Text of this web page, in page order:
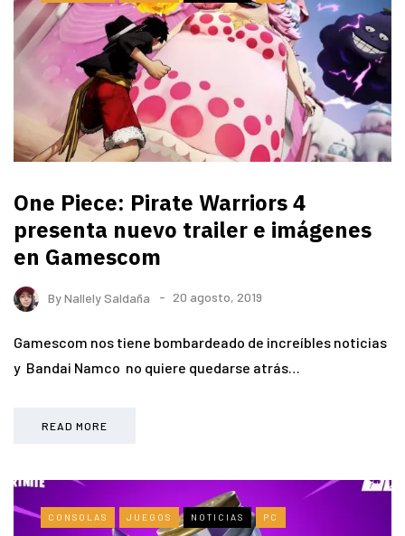
One Piece: Pirate Warriors 4
presenta nuevo trailer e imágenes
en Gamescom
ByNallely Saldaña 20 agosto, 2019
Gamescom nos tiene bombardeado de increíbles noticias
y Bandai Namco no quiere quedarse atrás…
READ MORE
CONSOLAS JUEGOS NOTICIAS PC